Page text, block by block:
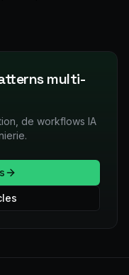
multi-
de workflows IA